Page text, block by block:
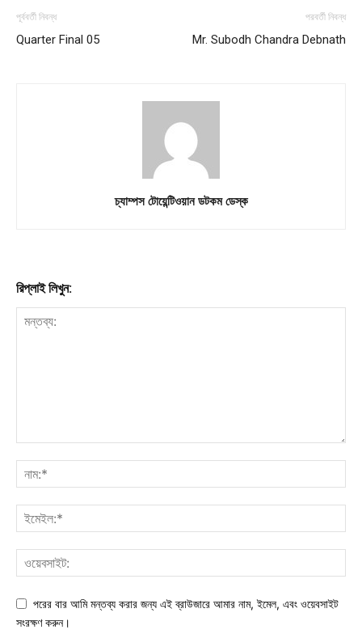
পূর্ববর্তী নিবন্ধ
Quarter Final 05
পরবর্তী নিবন্ধ
Mr. Subodh Chandra Debnath
চ্যাম্পস টোয়েন্টিওয়ান ডটকম ডেস্ক
রিপ্লাই লিখুন:
পরের বার আমি মন্তব্য করার জন্য এই ব্রাউজারে আমার নাম, ইমেল, এবং ওয়েবসাইট
সংরক্ষণ করুন।